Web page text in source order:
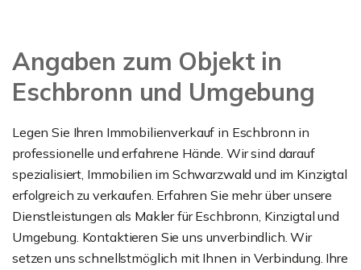
Angaben zum Objekt in
Eschbronn und Umgebung
Legen Sie Ihren Immobilienverkauf in Eschbronn in
professionelle und erfahrene Hände. Wir sind darauf
spezialisiert, Immobilien im Schwarzwald und im Kinzigtal
erfolgreich zu verkaufen. Erfahren Sie mehr über unsere
Dienstleistungen als Makler für Eschbronn, Kinzigtal und
Umgebung. Kontaktieren Sie uns unverbindlich. Wir
setzen uns schnellstmöglich mit Ihnen in Verbindung. Ihre